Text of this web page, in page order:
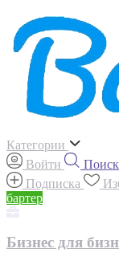
Категории
Войти
Поиск
Подписка
бартер
Бизнес для